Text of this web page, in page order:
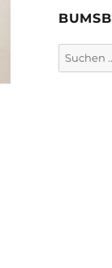
Suche
nach: